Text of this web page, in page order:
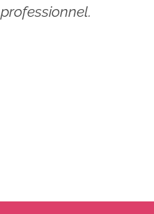
professionnel.